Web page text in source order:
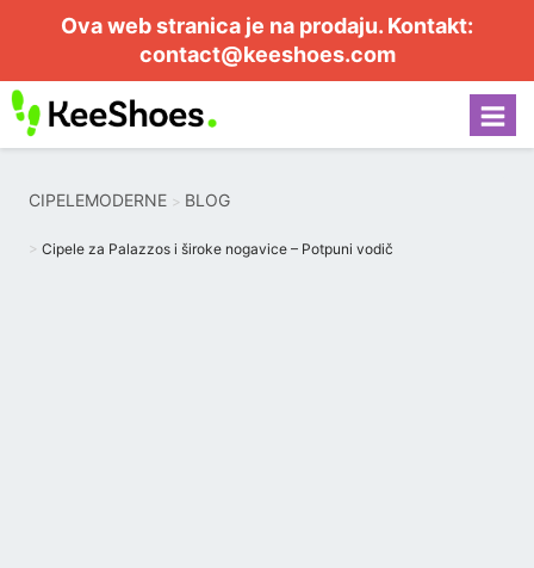
Ova web stranica je na prodaju. Kontakt:
contact@keeshoes.com
CIPELEMODERNE BLOG
Cipele za Palazzos i široke nogavice – Potpuni vodič